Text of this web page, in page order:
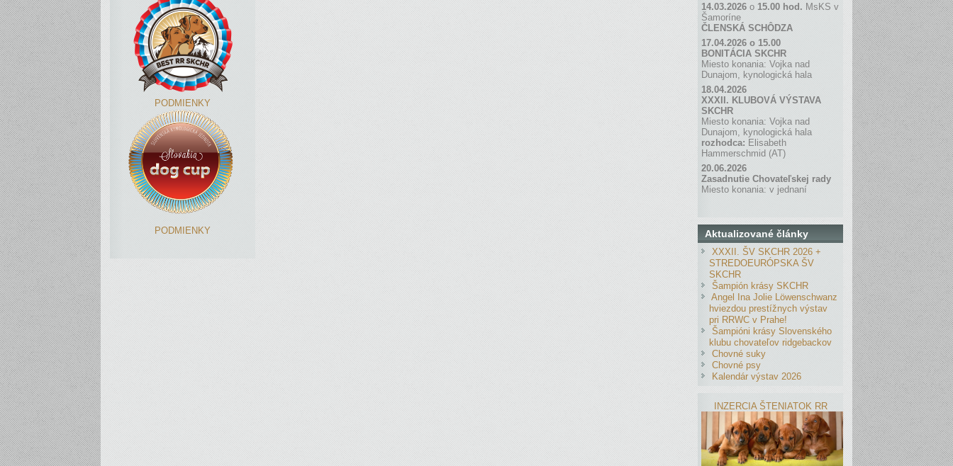
PODMIENKY
PODMIENKY
14.03.2026 o 15.00 hod. MsKS v
Šamoríne
ČLENSKÁ SCHÔDZA
17.04.2026 o 15.00
BONITÁCIA SKCHR
Miesto konania: Vojka nad
Dunajom, kynologická hala
18.04.2026
XXXII. KLUBOVÁ VÝSTAVA
SKCHR
Miesto konania: Vojka nad
Dunajom, kynologická hala
rozhodca: Elisabeth
Hammerschmid (AT)
20.06.2026
Zasadnutie Chovateľskej rady
Miesto konania: v jednaní
Aktualizované články
XXXII. ŠV SKCHR 2026 +
STREDOEURÓPSKA ŠV
SKCHR
Šampión krásy SKCHR
Angel Ina Jolie Löwenschwanz
hviezdou prestížnych výstav
pri RRWC v Prahe!
Šampióni krásy Slovenského
klubu chovateľov ridgebackov
Chovné suky
Chovné psy
Kalendár výstav 2026
INZERCIA ŠTENIATOK RR